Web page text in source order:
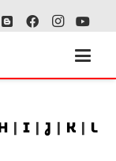
| I |J | K | L